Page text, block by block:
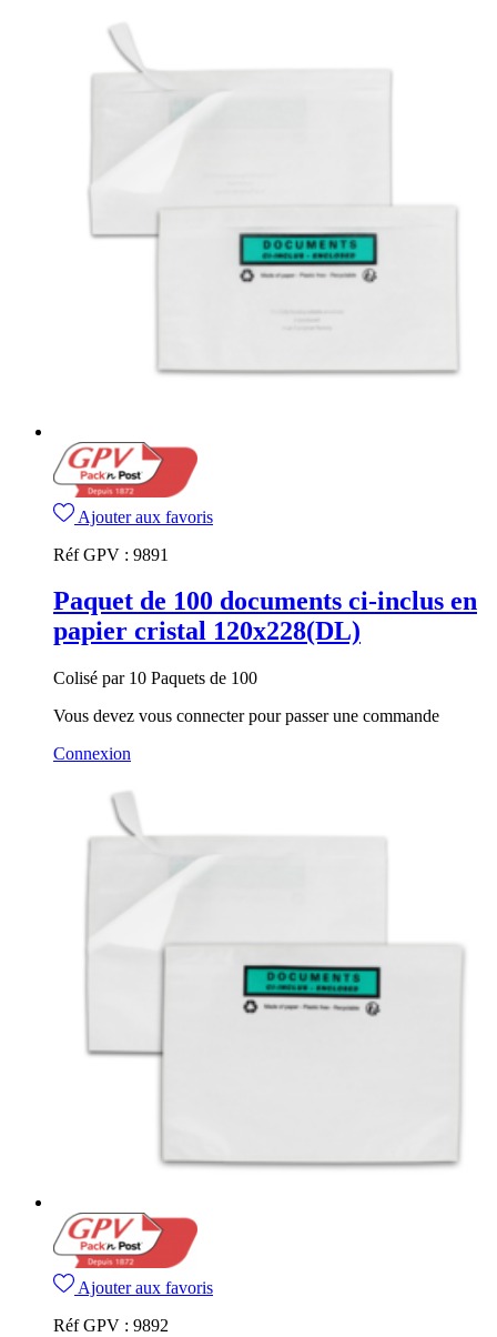
Ajouter aux favoris
Réf GPV : 9891
Paquet de 100 documents ci-inclus en
papier cristal 120x228(DL)
Colisé par 10 Paquets de 100
Vous devez vous connecter pour passer une commande
Connexion
Ajouter aux favoris
Réf GPV : 9892